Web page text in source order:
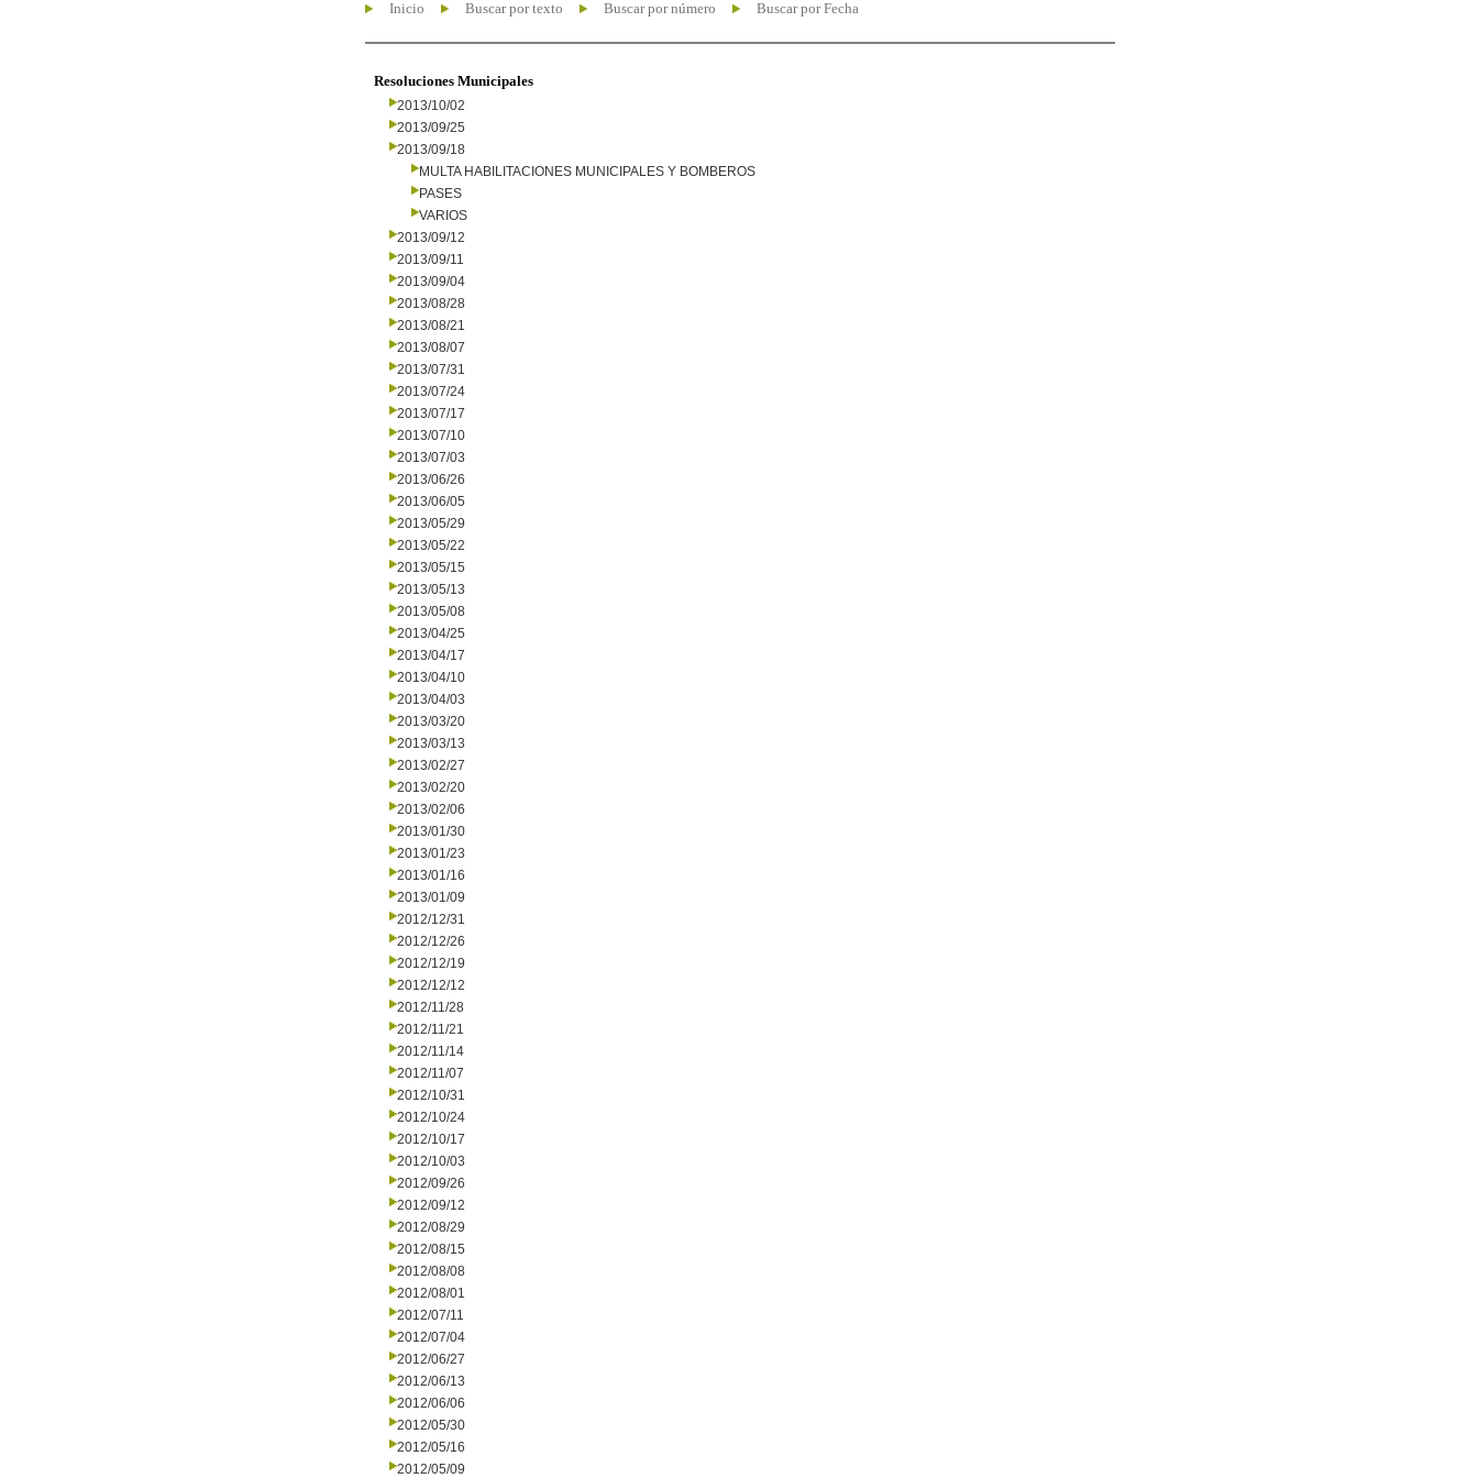
Inicio Buscar por texto Buscar por número Buscar por Fecha
Resoluciones Municipales
2013/10/02
2013/09/25
2013/09/18
MULTA HABILITACIONES MUNICIPALES Y BOMBEROS
PASES
VARIOS
2013/09/12
2013/09/11
2013/09/04
2013/08/28
2013/08/21
2013/08/07
2013/07/31
2013/07/24
2013/07/17
2013/07/10
2013/07/03
2013/06/26
2013/06/05
2013/05/29
2013/05/22
2013/05/15
2013/05/13
2013/05/08
2013/04/25
2013/04/17
2013/04/10
2013/04/03
2013/03/20
2013/03/13
2013/02/27
2013/02/20
2013/02/06
2013/01/30
2013/01/23
2013/01/16
2013/01/09
2012/12/31
2012/12/26
2012/12/19
2012/12/12
2012/11/28
2012/11/21
2012/11/14
2012/11/07
2012/10/31
2012/10/24
2012/10/17
2012/10/03
2012/09/26
2012/09/12
2012/08/29
2012/08/15
2012/08/08
2012/08/01
2012/07/11
2012/07/04
2012/06/27
2012/06/13
2012/06/06
2012/05/30
2012/05/16
2012/05/09